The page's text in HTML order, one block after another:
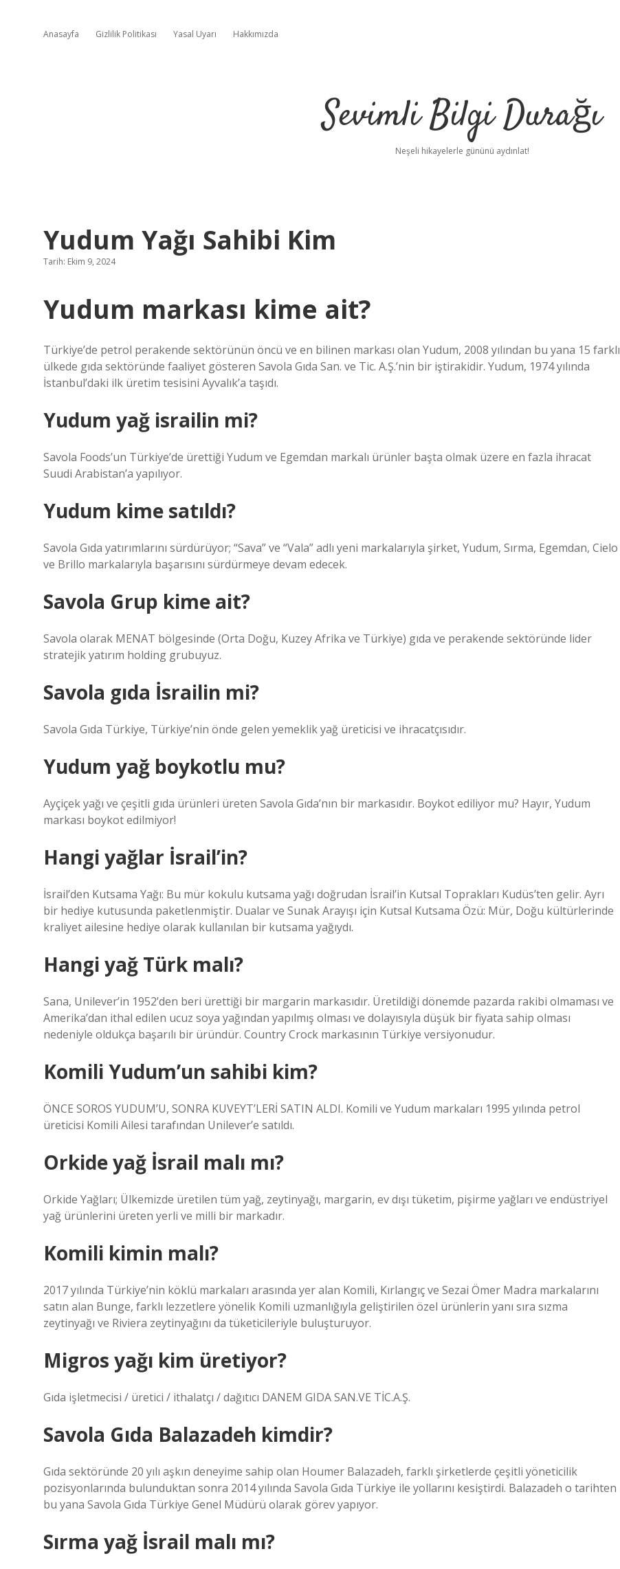
Anasayfa Gizlilik Politikası Yasal Uyarı Hakkımızda
Sevimli Bilgi Durağı
Neşeli hikayelerle gününü aydınlat!
Yudum Yağı Sahibi Kim
Tarih: Ekim 9, 2024
Yudum markası kime ait?
Türkiye’de petrol perakende sektörünün öncü ve en bilinen markası olan Yudum, 2008 yılından bu yana 15 farklı
ülkede gıda sektöründe faaliyet gösteren Savola Gıda San. ve Tic. A.Ş.’nin bir iştirakidir. Yudum, 1974 yılında
İstanbul’daki ilk üretim tesisini Ayvalık’a taşıdı.
Yudum yağ israilin mi?
Savola Foods’un Türkiye’de ürettiği Yudum ve Egemdan markalı ürünler başta olmak üzere en fazla ihracat
Suudi Arabistan’a yapılıyor.
Yudum kime satıldı?
Savola Gıda yatırımlarını sürdürüyor; “Sava” ve “Vala” adlı yeni markalarıyla şirket, Yudum, Sırma, Egemdan, Cielo
ve Brillo markalarıyla başarısını sürdürmeye devam edecek.
Savola Grup kime ait?
Savola olarak MENAT bölgesinde (Orta Doğu, Kuzey Afrika ve Türkiye) gıda ve perakende sektöründe lider
stratejik yatırım holding grubuyuz.
Savola gıda İsrailin mi?
Savola Gıda Türkiye, Türkiye’nin önde gelen yemeklik yağ üreticisi ve ihracatçısıdır.
Yudum yağ boykotlu mu?
Ayçiçek yağı ve çeşitli gıda ürünleri üreten Savola Gıda’nın bir markasıdır. Boykot ediliyor mu? Hayır, Yudum
markası boykot edilmiyor!
Hangi yağlar İsrail’in?
İsrail’den Kutsama Yağı: Bu mür kokulu kutsama yağı doğrudan İsrail’in Kutsal Toprakları Kudüs’ten gelir. Ayrı
bir hediye kutusunda paketlenmiştir. Dualar ve Sunak Arayışı için Kutsal Kutsama Özü: Mür, Doğu kültürlerinde
kraliyet ailesine hediye olarak kullanılan bir kutsama yağıydı.
Hangi yağ Türk malı?
Sana, Unilever’in 1952’den beri ürettiği bir margarin markasıdır. Üretildiği dönemde pazarda rakibi olmaması ve
Amerika’dan ithal edilen ucuz soya yağından yapılmış olması ve dolayısıyla düşük bir fiyata sahip olması
nedeniyle oldukça başarılı bir üründür. Country Crock markasının Türkiye versiyonudur.
Komili Yudum’un sahibi kim?
ÖNCE SOROS YUDUM’U, SONRA KUVEYT’LERİ SATIN ALDI. Komili ve Yudum markaları 1995 yılında petrol
üreticisi Komili Ailesi tarafından Unilever’e satıldı.
Orkide yağ İsrail malı mı?
Orkide Yağları; Ülkemizde üretilen tüm yağ, zeytinyağı, margarin, ev dışı tüketim, pişirme yağları ve endüstriyel
yağ ürünlerini üreten yerli ve milli bir markadır.
Komili kimin malı?
2017 yılında Türkiye’nin köklü markaları arasında yer alan Komili, Kırlangıç ​​​​​​ve Sezai Ömer Madra markalarını
satın alan Bunge, farklı lezzetlere yönelik Komili uzmanlığıyla geliştirilen özel ürünlerin yanı sıra sızma
zeytinyağı ve Riviera zeytinyağını da tüketicileriyle buluşturuyor.
Migros yağı kim üretiyor?
Gıda işletmecisi / üretici / ithalatçı / dağıtıcı DANEM GIDA SAN.VE TİC.A.Ş.
Savola Gıda Balazadeh kimdir?
Gıda sektöründe 20 yılı aşkın deneyime sahip olan Houmer Balazadeh, farklı şirketlerde çeşitli yöneticilik
pozisyonlarında bulunduktan sonra 2014 yılında Savola Gıda Türkiye ile yollarını kesiştirdi. Balazadeh o tarihten
bu yana Savola Gıda Türkiye Genel Müdürü olarak görev yapıyor.
Sırma yağ İsrail malı mı?